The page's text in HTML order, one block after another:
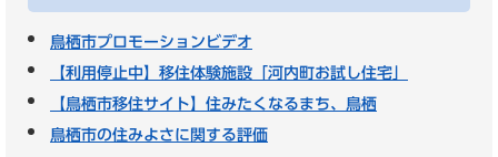
鳥栖市プロモーションビデオ
【利用停止中】移住体験施設「河内町お試し住宅」
【鳥栖市移住サイト】住みたくなるまち、鳥栖
鳥栖市の住みよさに関する評価